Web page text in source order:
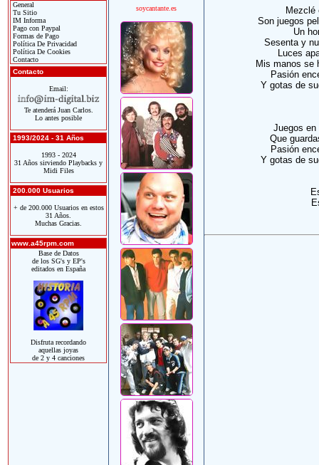
General
Tu Sitio
IM Informa
Pago con Paypal
Formas de Pago
Política De Privacidad
Política De Cookies
Contacto
Contacto
Email:
Te atenderá Juan Carlos.
Lo antes posible
1993/2024 - 31 Años
1993 - 2024
31 Años sirviendo Playbacks y
Midi Files
200.000 Usuarios
+ de 200.000 Usuarios en estos
31 Años.
Muchas Gracias.
www.a45rpm.com
Base de Datos
de los SG's y EP's
editados en España
Disfruta recordando
aquellas joyas
de 2 y 4 canciones
soycantante.es
Mezclé
Son juegos
Un
Sesenta y
Luces
Mis manos se
Pasión
Y gotas de
Juegos en
Que
Pasión
Y gotas de